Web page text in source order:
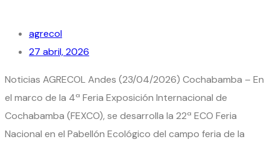
agrecol
27 abril, 2026
Noticias AGRECOL Andes (23/04/2026) Cochabamba – En
el marco de la 4ª Feria Exposición Internacional de
Cochabamba (FEXCO), se desarrolla la 22ª ECO Feria
Nacional en el Pabellón Ecológico del campo feria de la